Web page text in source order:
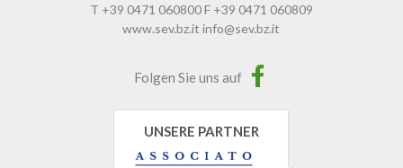
T +39 0471 060800F +39 0471 060809
www.sev.bz.it info@sev.bz.it
Folgen Sie uns auf
UNSERE PARTNER